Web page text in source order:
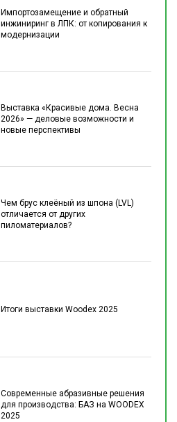
Импортозамещение и обратный
инжиниринг в ЛПК: от копирования к
модернизации
Выставка «Красивые дома. Весна
2026» — деловые возможности и
новые перспективы
Чем брус клеёный из шпона (LVL)
отличается от других
пиломатериалов?
Итоги выставки Woodex 2025
Современные абразивные решения
для производства: БАЗ на WOODEX
2025